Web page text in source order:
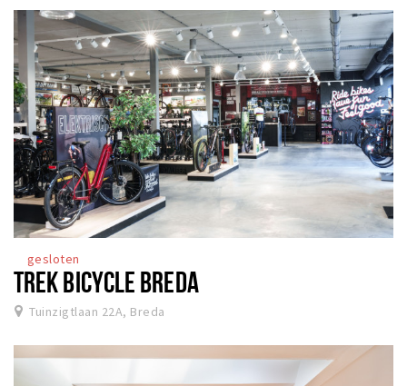
gesloten
TREK BICYCLE BREDA
Tuinzigtlaan 22A, Breda